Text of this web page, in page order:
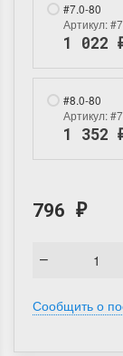
#7.0-80
Артикул:
1 022
#8.0-80
Артикул:
1 352
796 ₽
Сообщить о